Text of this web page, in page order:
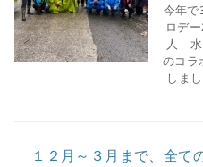
今年で
ロデ
人 水
のコラ
しま
１２月～３月まで、全て